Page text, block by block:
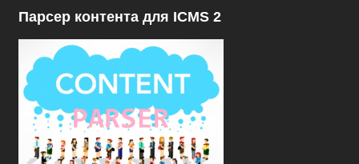
Парсер контента для ICMS 2